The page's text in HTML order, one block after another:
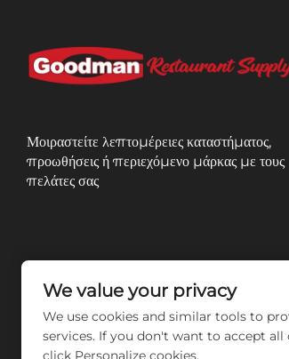
Μοιραστείτε λεπτομέρειες καταστήματος,
προωθήσεις ή περιεχόμενο μάρκας με τους
πελάτες σας
We value your privacy
We use cookies and similar tools to
services. If you don't want to accept all
click Personalize cookies.